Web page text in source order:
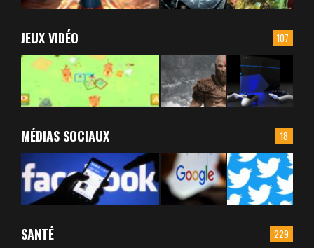
107
JEUX VIDÉO
18
MÉDIAS SOCIAUX
229
SANTÉ